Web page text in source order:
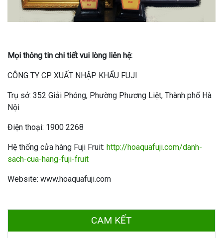
Mọi thông tin chi tiết vui lòng liên hệ:
CÔNG TY CP XUẤT NHẬP KHẨU FUJI
Trụ sở: 352 Giải Phóng, Phường Phương Liệt, Thành phố Hà
Nội
Điện thoại: 1900 2268
Hệ thống cửa hàng Fuji Fruit: http://hoaquafuji.com/danh-
sach-cua-hang-fuji-fruit
Website: www.hoaquafuji.com
CAM KẾT